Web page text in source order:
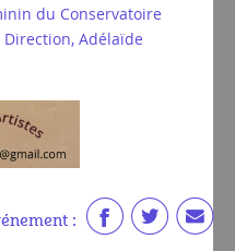
du Conservatoire
Adélaïde
: